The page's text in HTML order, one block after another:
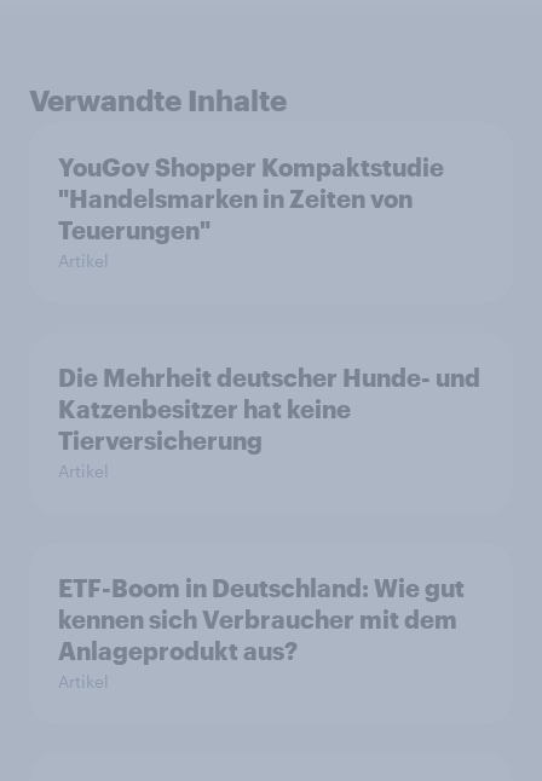
Verwandte Inhalte
YouGov Shopper Kompaktstudie
"Handelsmarken in Zeiten von
Teuerungen"
Artikel
Die Mehrheit deutscher Hunde- und
Katzenbesitzer hat keine
Tierversicherung
Artikel
ETF-Boom in Deutschland: Wie gut
kennen sich Verbraucher mit dem
Anlageprodukt aus?
Artikel